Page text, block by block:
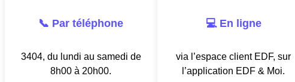
📞 Par téléphone
3404, du lundi au samedi de
8h00 à 20h00.
💻 En ligne
via l’espace client EDF, sur
l’application EDF & Moi.